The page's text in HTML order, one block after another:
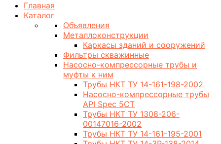
Главная
Каталог
Объявления
Металлоконструкции
Каркасы зданий и сооружений
Фильтры скважинные
Насосно-компрессорные трубы и
муфты к ним
Трубы НКТ ТУ 14-161-198-2002
Насосно-компрессорные трубы
API Spec 5CT
Трубы НКТ ТУ 1308-206-
00147016-2002
Трубы НКТ ТУ 14-161-195-2001